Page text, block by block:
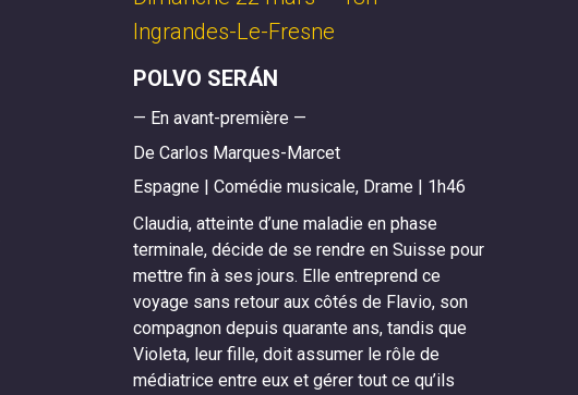
Ingrandes-Le-Fresne
POLVO SERÁN
— En avant-première —
De Carlos Marques-Marcet
Espagne | Comédie musicale, Drame | 1h46
Claudia, atteinte d’une maladie en phase
terminale, décide de se rendre en Suisse pour
mettre fin à ses jours. Elle entreprend ce
voyage sans retour aux côtés de Flavio, son
compagnon depuis quarante ans, tandis que
Violeta, leur fille, doit assumer le rôle de
médiatrice entre eux et gérer tout ce qu’ils